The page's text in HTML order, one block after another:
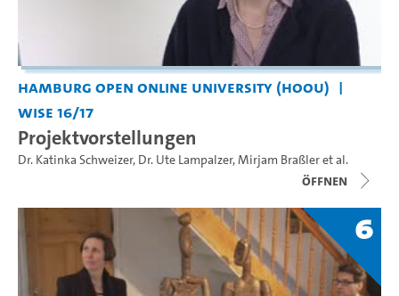
Hamburg Open Online University (HOOU)
WiSe 16/17
Projektvorstellungen
Dr. Katinka Schweizer, Dr. Ute Lampalzer,Mirjam Braßleret al.
Öffnen
6